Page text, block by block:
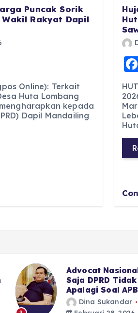
Puncak Sorik
Wakil Rakyat Dapil
Online): Terkait
Huta Lombang
kepada
Dapil Mandailing
Sekitar
7
Memilih
Dina